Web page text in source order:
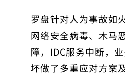
罗盘针对人为事故如
网络安全病毒、木马
障，IDC服务中断，
坏做了多重应对方案